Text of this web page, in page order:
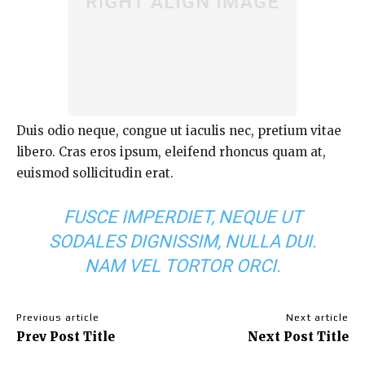
Duis odio neque, congue ut iaculis nec, pretium vitae
libero. Cras eros ipsum, eleifend rhoncus quam at,
euismod sollicitudin erat.
FUSCE IMPERDIET, NEQUE UT
SODALES DIGNISSIM, NULLA DUI.
NAM VEL TORTOR ORCI.
Previous article
Prev Post Title
Next article
Next Post Title